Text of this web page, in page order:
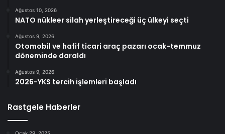
Ağustos 10, 2026
NATO nükleer silah yerleştireceği üç ülkeyi seçti
Ağustos 9, 2026
Otomobil ve hafif ticari araç pazarı ocak-temmuz
döneminde daraldı
Ağustos 9, 2026
2026-YKS tercih işlemleri başladı
Rastgele Haberler